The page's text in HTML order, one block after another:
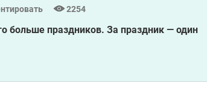
2254
больше праздников. За праздник — один